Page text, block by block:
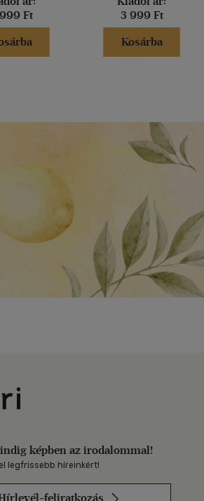
Ft
3 999 Ft
Kosárba
Libri
képben az irodalommal!
legfrissebb híreinkért!
feliratkozás